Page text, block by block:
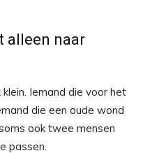
alleen naar
Iemand die voor het
die een oude wond
ook twee mensen
passen.